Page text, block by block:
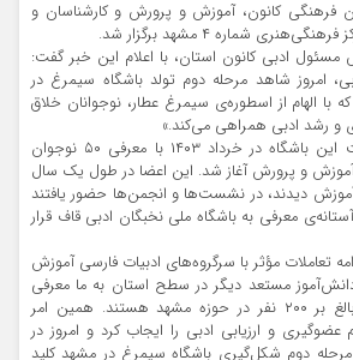
فرهنگی کانون، آموزش و پرورش و کارشناسان و
شماره ۴ مشهد برگزار شد.
مسئول ادبی کانون استان، با اعلام این خبر گفت:
امروز شاهد مرحله دوم تولد باشگاه سیمرغ در
الهام از اسطوره‌ی سیمرغ عطار، نوجوانان خلاق
و رشد ادبی همراهی می‌کند.»
وی افزود: «مرحله نخست این باشگاه در خرداد ۱۴۰۳ با معرفی ۵۰ نوجوان
و پرورش آغاز شد. این اعضا در طول یک سال
آموزش دیدند، در نشست‌ها و انجمن‌ها حضور یافتند
معرفی به باشگاه ملی نخبگان ادبی قاف قرار
تعاملات مؤثر با سرگروه‌های ادبیات فارسی آموزش
پرورش، بیش از ۵۰۰ دانش‌آموز مستعد دیگر در سطح استان به ما معرفی
شدند که از این میان، بالغ بر ۲۰۰ نفر در حوزه مشهد هستند. همین امر
و ارزیابی ادبی را ایجاب کرد و امروز در
دوم شکل‌گیری باشگاه سیمرغ در مشهد کلید